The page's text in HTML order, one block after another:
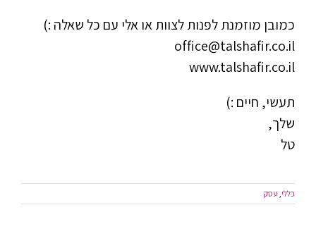
כמובן מוזמנת לפנות לצוות או אלי עם כל שאלה :)
office@talshafir.co.il
www.talshafir.co.il
תעשי, חיים :)
שלך,
טל
כללי, עסק